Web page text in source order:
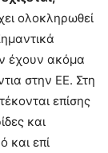
ολοκληρωθεί
έχουν ακόμα
στην ΕΕ. Στη
επίσης
και
και επί